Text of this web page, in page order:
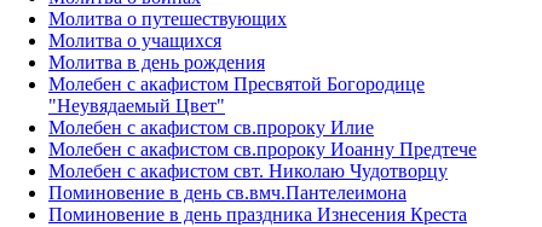
Молитва о путешествующих
Молитва о учащихся
Молитва в день рождения
Молебен с акафистом Пресвятой Богородице
"Неувядаемый Цвет"
Молебен с акафистом св.пророку Илие
Молебен с акафистом св.пророку Иоанну Предтече
Молебен с акафистом свт. Николаю Чудотворцу
Поминовение в день св.вмч.Пантелеимона
Поминовение в день праздника Изнесения Креста